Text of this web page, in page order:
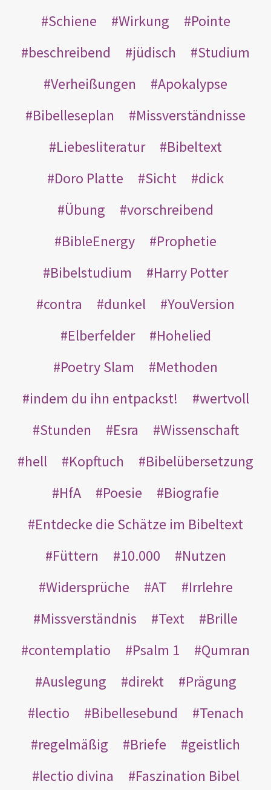
Schiene Wirkung
Pointe
beschreibend
jüdisch
Studium
Verheißungen
Apokalypse
Bibelleseplan
Missverständnisse
Liebesliteratur
Bibeltext
Doro Platte
Sicht
dick
Übung
vorschreibend
BibleEnergy
Prophetie
Bibelstudium
Harry Potter
contra
dunkel
YouVersion
Elberfelder
Hohelied
Poetry Slam
Methoden
indem du ihn entpackst!
wertvoll
Stunden
Esra
Wissenschaft
hell
Kopftuch
Bibelübersetzung
HfA
Poesie
Biografie
Entdecke die Schätze im Bibeltext
Füttern
10.000
Nutzen
Widersprüche
AT
Irrlehre
Missverständnis
Text
Brille
contemplatio
Psalm 1
Qumran
Auslegung
direkt
Prägung
lectio
Bibellesebund
Tenach
regelmäßig
Briefe
geistlich
lectio divina
Faszination Bibel